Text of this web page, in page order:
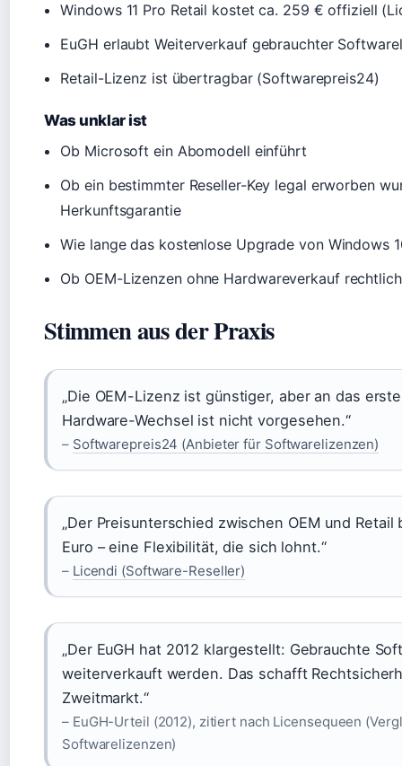
Windows 11 Pro Retail kostet ca. 259 € offiziell
EuGH erlaubt Weiterverkauf gebrauchter
Retail-Lizenz ist übertragbar (Softwarepreis24)
Was unklar ist
Ob Microsoft ein Abomodell einführt
Ob ein bestimmter Reseller-Key legal erworben
Herkunftsgarantie
Wie lange das kostenlose Upgrade von Windows
Ob OEM-Lizenzen ohne Hardwareverkauf
Stimmen aus der Praxis
„Die OEM-Lizenz ist günstiger, aber an das
Hardware-Wechsel ist nicht vorgesehen.“
– Softwarepreis24 (Anbieter für Softwarelizenzen)
„Der Preisunterschied zwischen OEM und
Euro – eine Flexibilität, die sich lohnt.“
– Licendi (Software-Reseller)
„Der EuGH hat 2012 klargestellt: Gebrauchte
weiterverkauft werden. Das schafft
Zweitmarkt.“
– EuGH-Urteil (2012), zitiert nach Licensequeen
Softwarelizenzen)